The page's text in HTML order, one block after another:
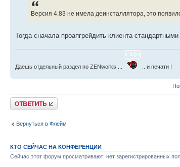
Версия 4.83 не имела деинсталлятора, это
Тогда сначала проапгрейдить клиента
Даешь отдельный раздел по ZENworks ... .. и печати !
Ответить
Вернуться в Флейм
КТО СЕЙЧАС НА КОНФЕРЕНЦИИ
Сейчас этот форум просматривают: нет зарегистрированных